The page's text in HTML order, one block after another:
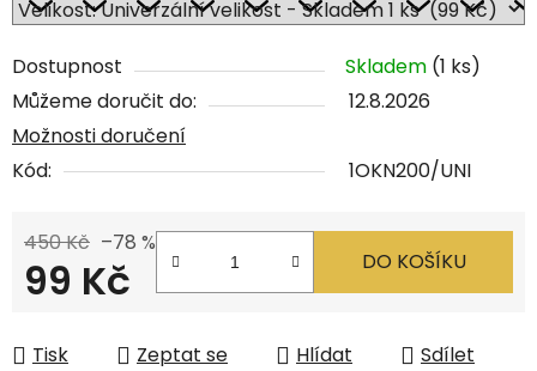
Dostupnost Skladem (1 ks)
Můžeme doručit do:
12.8.2026
Možnosti doručení
Kód:
1OKN200/UNI
450 Kč –78 %
99 Kč DO KOŠÍKU
Tisk Zeptat se Hlídat Sdílet